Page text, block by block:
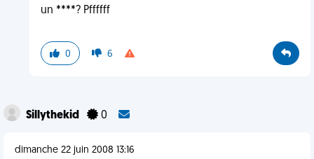
un ****? Pffffff
0 6
Sillythekid 0
dimanche 22 juin 2008 13:16